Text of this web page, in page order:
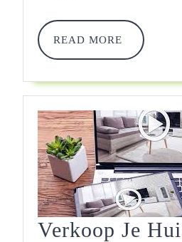
READ MORE
READ
MORE
Verkoop Je